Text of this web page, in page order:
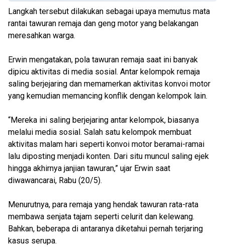
Langkah tersebut dilakukan sebagai upaya memutus mata
rantai tawuran remaja dan geng motor yang belakangan
meresahkan warga.
Erwin mengatakan, pola tawuran remaja saat ini banyak
dipicu aktivitas di media sosial. Antar kelompok remaja
saling berjejaring dan memamerkan aktivitas konvoi motor
yang kemudian memancing konflik dengan kelompok lain.
“Mereka ini saling berjejaring antar kelompok, biasanya
melalui media sosial. Salah satu kelompok membuat
aktivitas malam hari seperti konvoi motor beramai-ramai
lalu diposting menjadi konten. Dari situ muncul saling ejek
hingga akhirnya janjian tawuran,” ujar Erwin saat
diwawancarai, Rabu (20/5).
Menurutnya, para remaja yang hendak tawuran rata-rata
membawa senjata tajam seperti celurit dan kelewang.
Bahkan, beberapa di antaranya diketahui pernah terjaring
kasus serupa.